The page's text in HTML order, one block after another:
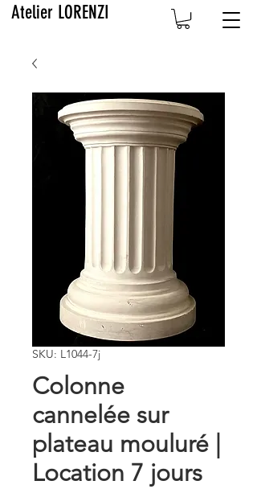
Atelier LORENZI
SKU: L1044-7j
Colonne
cannelée sur
plateau mouluré |
Location 7 jours